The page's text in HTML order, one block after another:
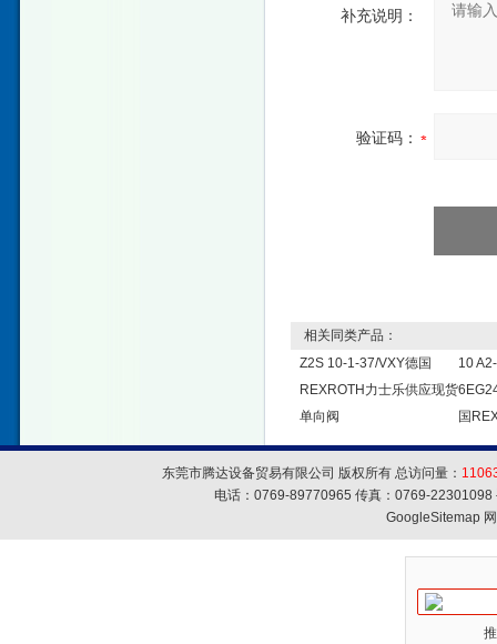
补充说明：
验证码：
相关同类产品：
Z2S 10-1-37/VXY德国
REXROTH力士乐供应现货
单向阀
10
国
东莞市腾达设备贸易有限公司 版权所有 总访问量：
电话：0769-89770965 传真：0769-
GoogleSitemap网